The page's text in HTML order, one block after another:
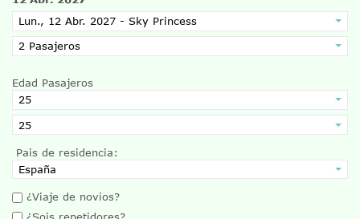
Edad Pasajeros
Pais de residencia:
¿Viaje de novios?